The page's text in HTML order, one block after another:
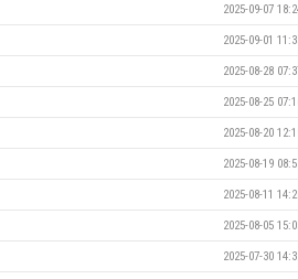
2025-09-07
2025-09-01
2025-08-28
2025-08-25
2025-08-20
2025-08-19
2025-08-11
2025-08-05
2025-07-30